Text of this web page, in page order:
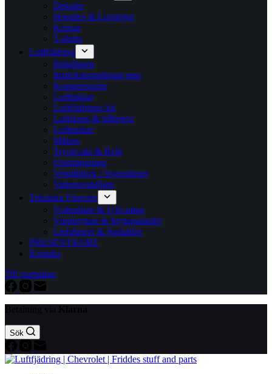
Dekaler
Hoodies & Luvtröjor
Kepsar
T-shirts
Luftfjädring
Bälgfästen
Instickskopplingar mm
Kompressorer
Luftbälgar
Luftfjädrings kit
Luftslang & tillbehör
Lufttankar
Mätare
Tryckvakt & Relä
Upphängning
Ventilblock / Styrenheter
Vattenavskiljare
Tekniska Finesser
Voltmätare & Usb-uttag
Vippbrytare & brytarpaneler
Ledslingor & ljuskällor
PRESENTKORT
Kontakt
Till startsidan
Sök